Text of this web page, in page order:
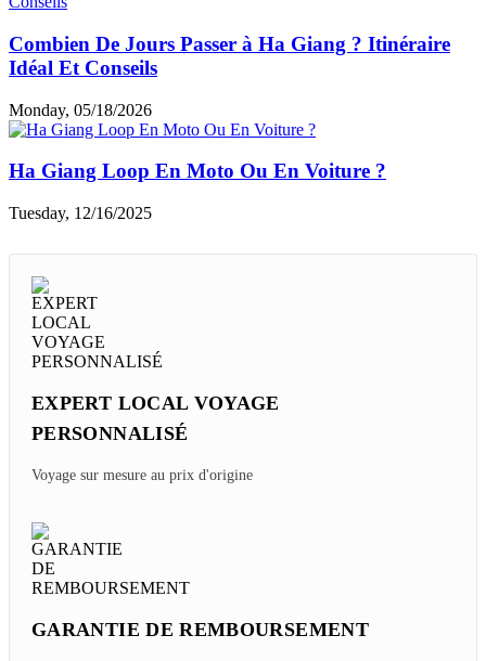
Combien De Jours Passer à Ha Giang ? Itinéraire
Idéal Et Conseils
Monday, 05/18/2026
Ha Giang Loop En Moto Ou En Voiture ?
Tuesday, 12/16/2025
EXPERT LOCAL VOYAGE
PERSONNALISÉ
Voyage sur mesure au prix d'origine
GARANTIE DE REMBOURSEMENT